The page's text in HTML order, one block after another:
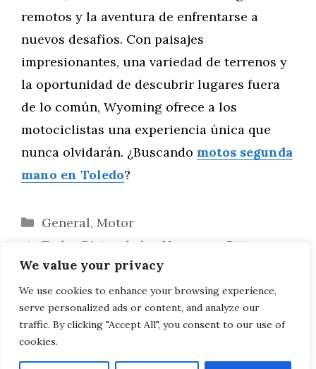
We value your privacy
We use cookies to enhance your browsing experience,
serve personalized ads or content, and analyze our
traffic. By clicking "Accept All", you consent to our use of
cookies.
remotos y la aventura de enfrentarse a
nuevos desafíos. Con paisajes
impresionantes, una variedad de terrenos y
la oportunidad de descubrir lugares fuera
de lo común, Wyoming ofrece a los
motociclistas una experiencia única que
nunca olvidarán. ¿Buscando motos segunda
mano en Toledo?
Categorías
General, Motor
En las Pistas de los Vaqueros: Rutas
Moteras en el Sur de Wyoming
Motoaventura en Wyoming: De los Picos
a los Cañones